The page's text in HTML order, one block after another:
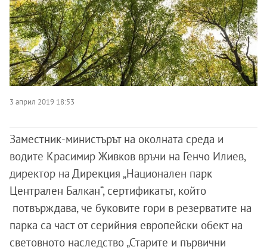
3 април 2019 18:53
Заместник-министърът на околната среда и
водите Красимир Живков връчи на Генчо Илиев,
директор на Дирекция „Национален парк
Централен Балкан“, сертификатът, който
потвърждава, че буковите гори в резерватите на
парка са част от серийния европейски обект на
световното наследство „Старите и първични